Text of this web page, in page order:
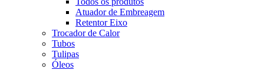
Atuador de Embreagem
Retentor Eixo
Trocador de Calor
Tubos
Tulipas
Óleos